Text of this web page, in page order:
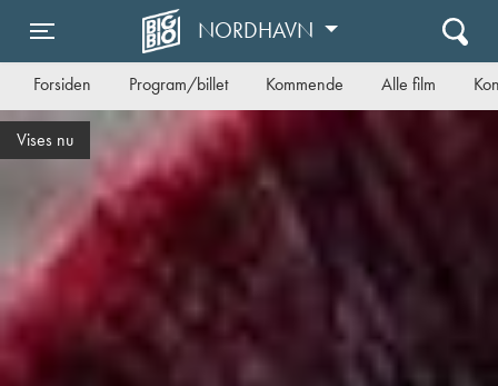
Toggle navigation
NORDHAVN
Forsiden Program/billet Kommende Alle film
Danmarkspremiere på torsdag